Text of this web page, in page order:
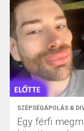
SZÉPSÉGÁPOLÁS &
Egy férfi